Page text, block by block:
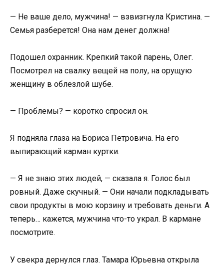
— Не ваше дело, мужчина! — взвизгнула Кристина. —
Семья разберется! Она нам денег должна!
Подошел охранник. Крепкий такой парень, Олег.
Посмотрел на свалку вещей на полу, на орущую
женщину в облезлой шубе.
— Проблемы? — коротко спросил он.
Я подняла глаза на Бориса Петровича. На его
выпирающий карман куртки.
— Я не знаю этих людей, — сказала я. Голос был
ровный. Даже скучный. — Они начали подкладывать
свои продукты в мою корзину и требовать деньги. А
теперь… кажется, мужчина что-то украл. В кармане
посмотрите.
У свекра дернулся глаз. Тамара Юрьевна открыла